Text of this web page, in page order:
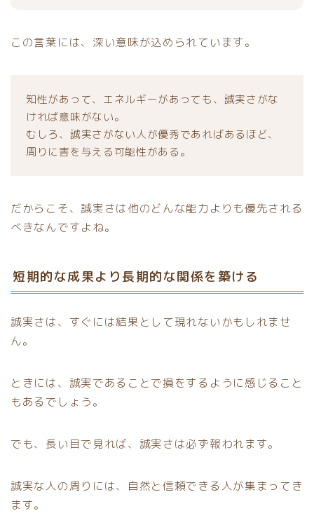
この言葉には、深い意味が込められています。
知性があって、エネルギーがあっても、誠実さがな
ければ意味がない。
むしろ、誠実さがない人が優秀であればあるほど、
周りに害を与える可能性がある。
だからこそ、誠実さは他のどんな能力よりも優先される
べきなんですよね。
短期的な成果より長期的な関係を築ける
誠実さは、すぐには結果として現れないかもしれませ
ん。
ときには、誠実であることで損をするように感じること
もあるでしょう。
でも、長い目で見れば、誠実さは必ず報われます。
誠実な人の周りには、自然と信頼できる人が集まってき
ます。